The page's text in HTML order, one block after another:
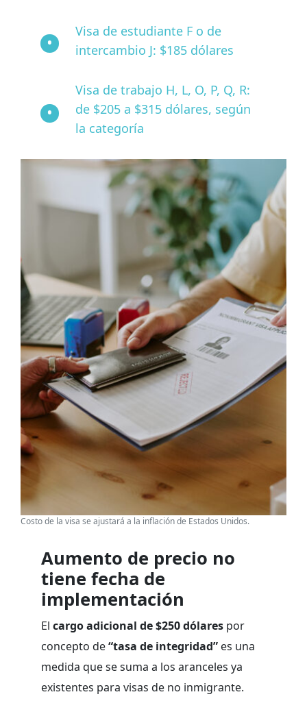
Visa de estudiante F o de
intercambio J: $185 dólares
Visa de trabajo H, L, O, P, Q, R:
de $205 a $315 dólares, según
la categoría
Costo de la visa se ajustará a la inflación de Estados Unidos.
Aumento de precio no
tiene fecha de
implementación
El cargo adicional de $250 dólares por
concepto de“tasa de integridad” es una
medida que se suma a los aranceles ya
existentes para visas de no inmigrante.